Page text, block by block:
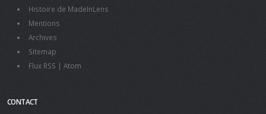
Histoire de MadeInLens
Mentions
Archives
Sitemap
Flux RSS | Atom
CONTACT